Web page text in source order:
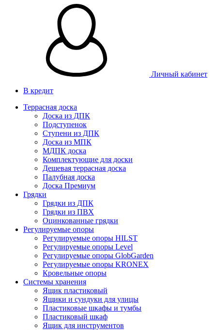
Личный кабинет
В кредит
Террасная доска
Доска из ДПК
Подступенок
Ступени из ДПК
Доска из МПК
МДПК доска
Комплектующие для доски
Дешевая террасная доска
Палубная доска
Доска Премиум
Грядки
Грядки из ДПК
Грядки из ПВХ
Оцинкованные грядки
Регулируемые опоры
Регулируемые опоры HILST
Регулируемые опоры Level
Регулируемые опоры GlobGarden
Регулируемые опоры KRONEX
Кровельные опоры
Системы хранения
Ящик пластиковый
Ящики и сундуки для улицы
Пластиковые шкафы и тумбы
Пластиковый шкаф
Ящик для инструментов